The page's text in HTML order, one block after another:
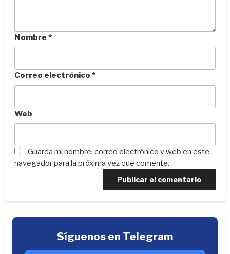
Nombre *
Correo electrónico *
Web
Guarda mi nombre, correo electrónico y web en este
navegador para la próxima vez que comente.
Síguenos en Telegram